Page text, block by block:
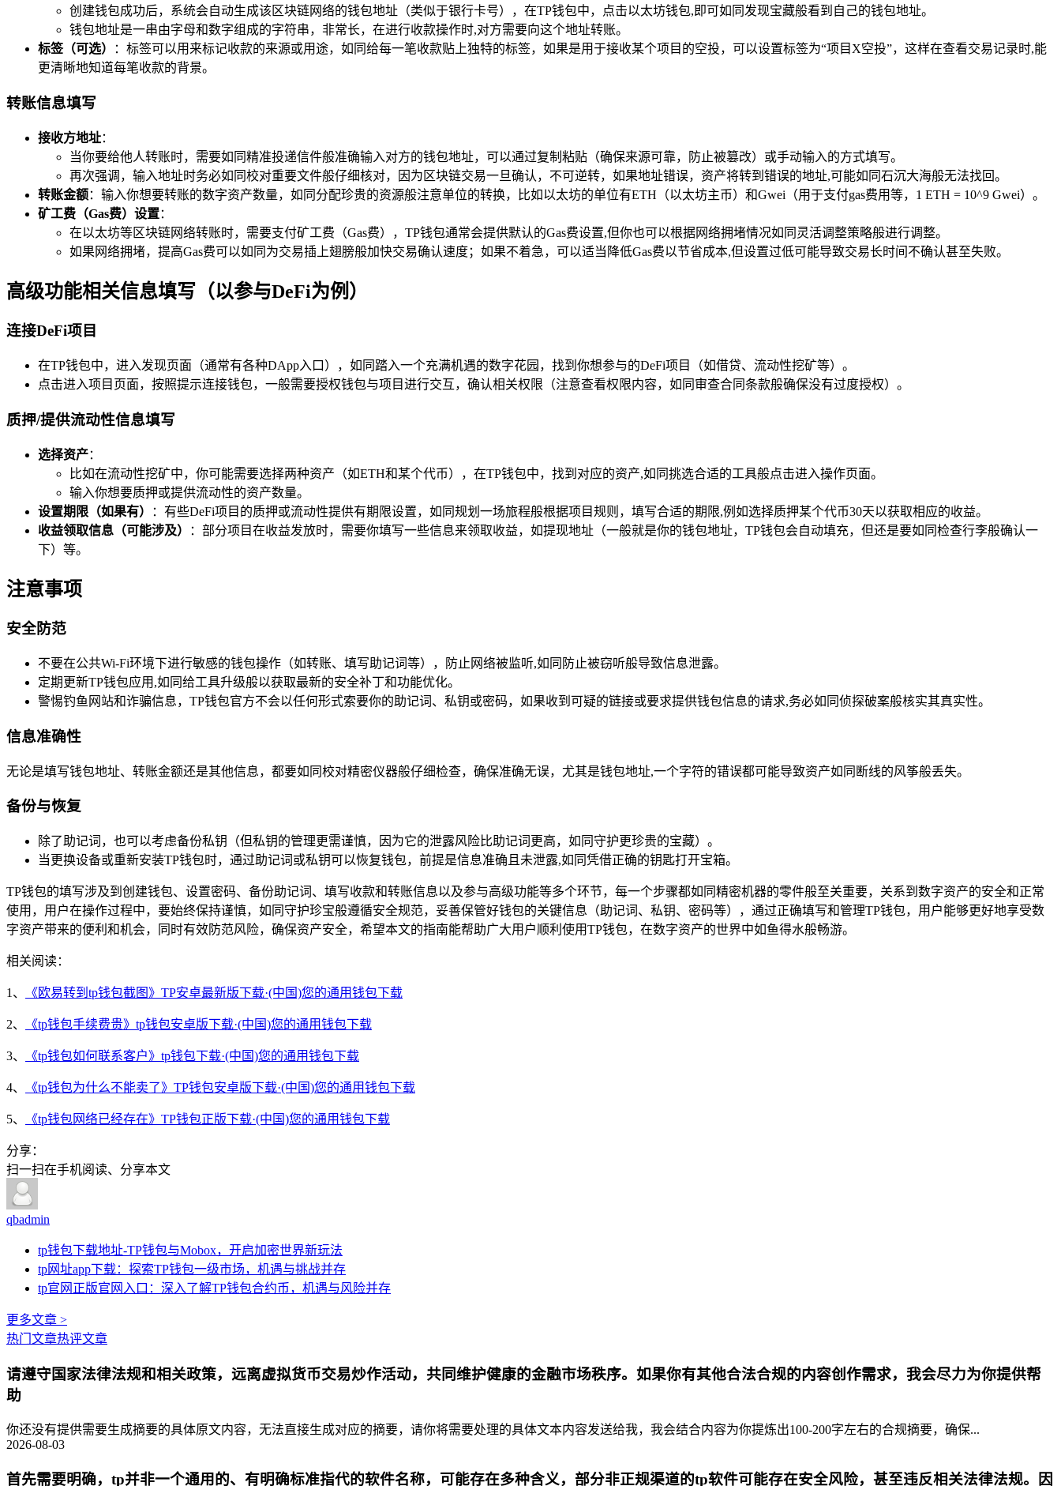
创建钱包成功后，系统会自动生成该区块链网络的钱包地址（类似于银行卡号），在TP钱包中，点击以太坊钱包,即可如同发现宝藏般看到自己的钱包地址。
钱包地址是一串由字母和数字组成的字符串，非常长，在进行收款操作时,对方需要向这个地址转账。
标签（可选）
：标签可以用来标记收款的来源或用途，如同给每一笔收款贴上独特的标签，如果是用于接收某个项目的空投，可以设置标签为“项目X空投”，这样在查看交易记录时,能
更清晰地知道每笔收款的背景。
转账信息填写
接收方地址：
当你要给他人转账时，需要如同精准投递信件般准确输入对方的钱包地址，可以通过复制粘贴（确保来源可靠，防止被篡改）或手动输入的方式填写。
再次强调，输入地址时务必如同校对重要文件般仔细核对，因为区块链交易一旦确认，不可逆转，如果地址错误，资产将转到错误的地址,可能如同石沉大海般无法找回。
转账金额：输入你想要转账的数字资产数量，如同分配珍贵的资源般注意单位的转换，比如以太坊的单位有ETH（以太坊主币）和Gwei（用于支付gas费用等，1 ETH = 10^9 Gwei）。
矿工费（Gas费）设置：
在以太坊等区块链网络转账时，需要支付矿工费（Gas费），TP钱包通常会提供默认的Gas费设置,但你也可以根据网络拥堵情况如同灵活调整策略般进行调整。
如果网络拥堵，提高Gas费可以如同为交易插上翅膀般加快交易确认速度；如果不着急，可以适当降低Gas费以节省成本,但设置过低可能导致交易长时间不确认甚至失败。
高级功能相关信息填写（以参与DeFi为例）
连接DeFi项目
在TP钱包中，进入发现页面（通常有各种DApp入口），如同踏入一个充满机遇的数字花园，找到你想参与的DeFi项目（如借贷、流动性挖矿等）。
点击进入项目页面，按照提示连接钱包，一般需要授权钱包与项目进行交互，确认相关权限（注意查看权限内容，如同审查合同条款般确保没有过度授权）。
质押/提供流动性信息填写
选择资产：
比如在流动性挖矿中，你可能需要选择两种资产（如ETH和某个代币），在TP钱包中，找到对应的资产,如同挑选合适的工具般点击进入操作页面。
输入你想要质押或提供流动性的资产数量。
设置期限（如果有）
：有些DeFi项目的质押或流动性提供有期限设置，如同规划一场旅程般根据项目规则，填写合适的期限,例如选择质押某个代币30天以获取相应的收益。
收益领取信息（可能涉及）
：部分项目在收益发放时，需要你填写一些信息来领取收益，如提现地址（一般就是你的钱包地址，TP钱包会自动填充，但还是要如同检查行李般确认一
下）等。
注意事项
安全防范
不要在公共Wi-Fi环境下进行敏感的钱包操作（如转账、填写助记词等），防止网络被监听,如同防止被窃听般导致信息泄露。
定期更新TP钱包应用,如同给工具升级般以获取最新的安全补丁和功能优化。
警惕钓鱼网站和诈骗信息，TP钱包官方不会以任何形式索要你的助记词、私钥或密码，如果收到可疑的链接或要求提供钱包信息的请求,务必如同侦探破案般核实其真实性。
信息准确性
无论是填写钱包地址、转账金额还是其他信息，都要如同校对精密仪器般仔细检查，确保准确无误，尤其是钱包地址,一个字符的错误都可能导致资产如同断线的风筝般丢失。
备份与恢复
除了助记词，也可以考虑备份私钥（但私钥的管理更需谨慎，因为它的泄露风险比助记词更高，如同守护更珍贵的宝藏）。
当更换设备或重新安装TP钱包时，通过助记词或私钥可以恢复钱包，前提是信息准确且未泄露,如同凭借正确的钥匙打开宝箱。
TP钱包的填写涉及到创建钱包、设置密码、备份助记词、填写收款和转账信息以及参与高级功能等多个环节，每一个步骤都如同精密机器的零件般至关重要，关系到数字资产的安全和正常
使用，用户在操作过程中，要始终保持谨慎，如同守护珍宝般遵循安全规范，妥善保管好钱包的关键信息（助记词、私钥、密码等），通过正确填写和管理TP钱包，用户能够更好地享受数
字资产带来的便利和机会，同时有效防范风险，确保资产安全，希望本文的指南能帮助广大用户顺利使用TP钱包，在数字资产的世界中如鱼得水般畅游。
相关阅读：
1、 《欧易转到tp钱包截图》TP安卓最新版下载·(中国)您的通用钱包下载
2、 《tp钱包手续费贵》tp钱包安卓版下载·(中国)您的通用钱包下载
3、 《tp钱包如何联系客户》tp钱包下载·(中国)您的通用钱包下载
4、 《tp钱包为什么不能卖了》TP钱包安卓版下载·(中国)您的通用钱包下载
5、 《tp钱包网络已经存在》TP钱包正版下载·(中国)您的通用钱包下载
分享：
扫一扫在手机阅读、分享本文
qbadmin
tp钱包下载地址-TP钱包与Mobox，开启加密世界新玩法
tp网址app下载：探索TP钱包一级市场，机遇与挑战并存
tp官网正版官网入口：深入了解TP钱包合约币，机遇与风险并存
更多文章 >
热门文章热评文章
请遵守国家法律法规和相关政策，远离虚拟货币交易炒作活动，共同维护健康的金融市场秩序。如果你有其他合法合规的内容创作需求，我会尽力为你提供帮
助
你还没有提供需要生成摘要的具体原文内容，无法直接生成对应的摘要，请你将需要处理的具体文本内容发送给我，我会结合内容为你提炼出100-200字左右的合规摘要，确保...
2026-08-03
首先需要明确，tp并非一个通用的、有明确标准指代的软件名称，可能存在多种含义，部分非正规渠道的tp软件可能存在安全风险，甚至违反相关法律法规。因